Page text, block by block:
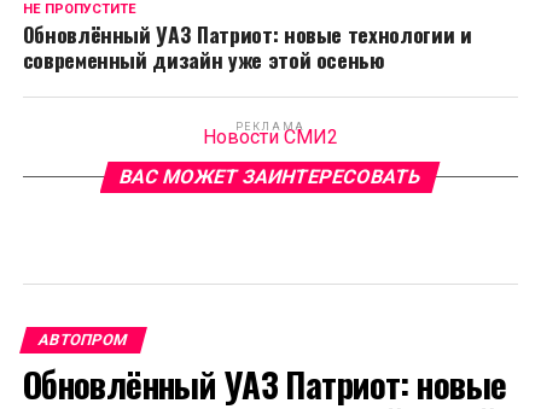
НЕ ПРОПУСТИТЕ
Обновлённый УАЗ Патриот: новые технологии и
современный дизайн уже этой осенью
РЕКЛАМА
Новости СМИ2
ВАС МОЖЕТ ЗАИНТЕРЕСОВАТЬ
АВТОПРОМ
Обновлённый УАЗ Патриот: новые